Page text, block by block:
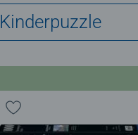
Kinderpuzzle